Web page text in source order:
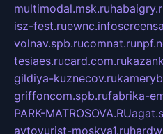
multimodal.msk.ru
isz-fest.ruewnc.info
volnav.spb.rucomnat.ru
tesiaes.rucard.com.ru
gildiya-kuznecov.ru
griffoncom.spb.rufabrika-
PARK-MATROSOVA.RU
avtoyurist-moskva1.ru